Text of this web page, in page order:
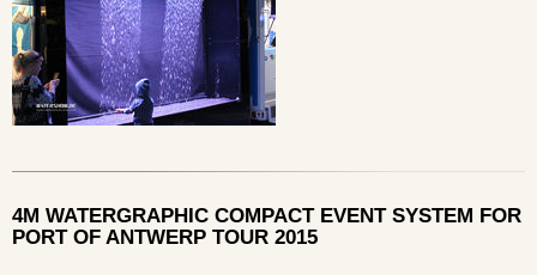
4M WATERGRAPHIC COMPACT EVENT SYSTEM FOR
PORT OF ANTWERP TOUR 2015